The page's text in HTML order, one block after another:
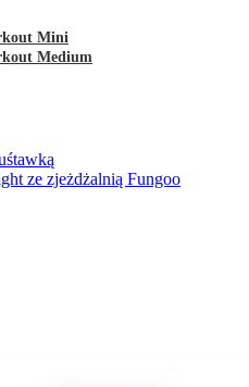
Mini
Medium
ze zjeżdżalnią Fungoo